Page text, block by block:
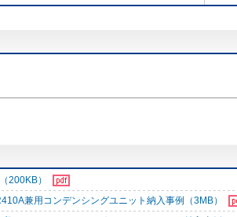
200KB）
兼用コンデンシングユニット納入事例（3MB）